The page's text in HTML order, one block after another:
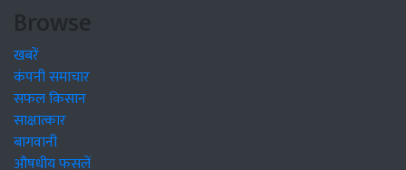
Browse
खबरें
कंपनी समाचार
सफल किसान
साक्षात्कार
बागवानी
औषधीय फसलें